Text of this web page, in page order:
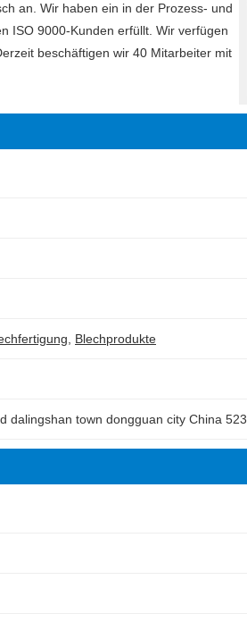
an. Wir haben ein in der Prozess- und
ISO 9000-Kunden erfüllt. Wir verfügen
beschäftigen wir 40 Mitarbeiter mit
Blechprodukte
dalingshan town dongguan city China